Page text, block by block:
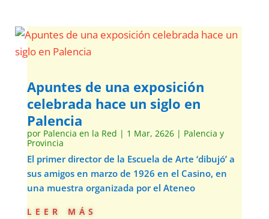
Apuntes de una exposición
celebrada hace un siglo en
Palencia
por Palencia en la Red | 1 Mar, 2626| Palencia y
Provincia
El primer director de la Escuela de Arte ‘dibujó’ a
sus amigos en marzo de 1926 en el Casino, en
una muestra organizada por el Ateneo
leer más